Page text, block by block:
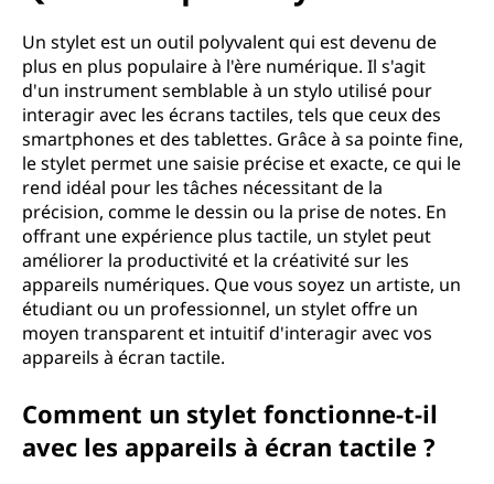
u
n
Un stylet est un outil polyvalent qui est devenu de
plus en plus populaire à l'ère numérique. Il s'agit
d'un instrument semblable à un stylo utilisé pour
interagir avec les écrans tactiles, tels que ceux des
smartphones et des tablettes. Grâce à sa pointe fine,
le stylet permet une saisie précise et exacte, ce qui le
rend idéal pour les tâches nécessitant de la
précision, comme le dessin ou la prise de notes. En
offrant une expérience plus tactile, un stylet peut
améliorer la productivité et la créativité sur les
appareils numériques. Que vous soyez un artiste, un
étudiant ou un professionnel, un stylet offre un
moyen transparent et intuitif d'interagir avec vos
appareils à écran tactile.
Comment un stylet fonctionne-t-il
avec les appareils à écran tactile ?